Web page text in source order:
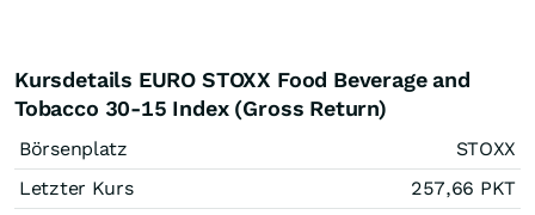
Kursdetails EURO STOXX Food Beverage and
Tobacco 30-15 Index (Gross Return)
Börsenplatz
STOXX
Letzter Kurs
257,66 PKT